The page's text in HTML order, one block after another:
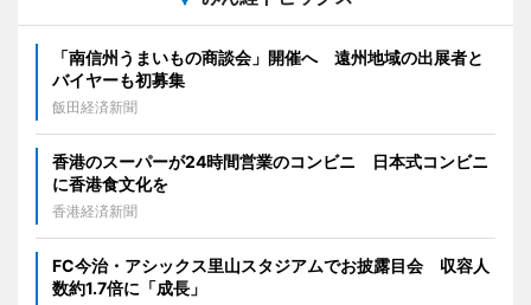
「南信州うまいもの商談会」開催へ 遠州地域の出展者と
バイヤーも初募集
飯田経済新聞
香港のスーパーが24時間営業のコンビニ 日本式コンビニ
に香港食文化を
香港経済新聞
FC今治・アシックス里山スタジアムでお披露目会 収容人
数約1.7倍に「成長」